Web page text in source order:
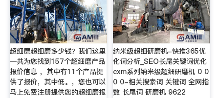
超细磨超细磨多少钱？我们这里
一共为您找到157个超细磨产品
报价信息 ，其中有11个产品提
供了报价，其中低。，您也可以
马上免费注册提供您的超细磨报
纳米级超细研磨机-快推365优
化词分析_SEO长尾关键词优化
cxm系列纳米级超细研磨机 0 0
0 0-相关搜索词 关键词 全网指
数 长尾词 研磨机 9622